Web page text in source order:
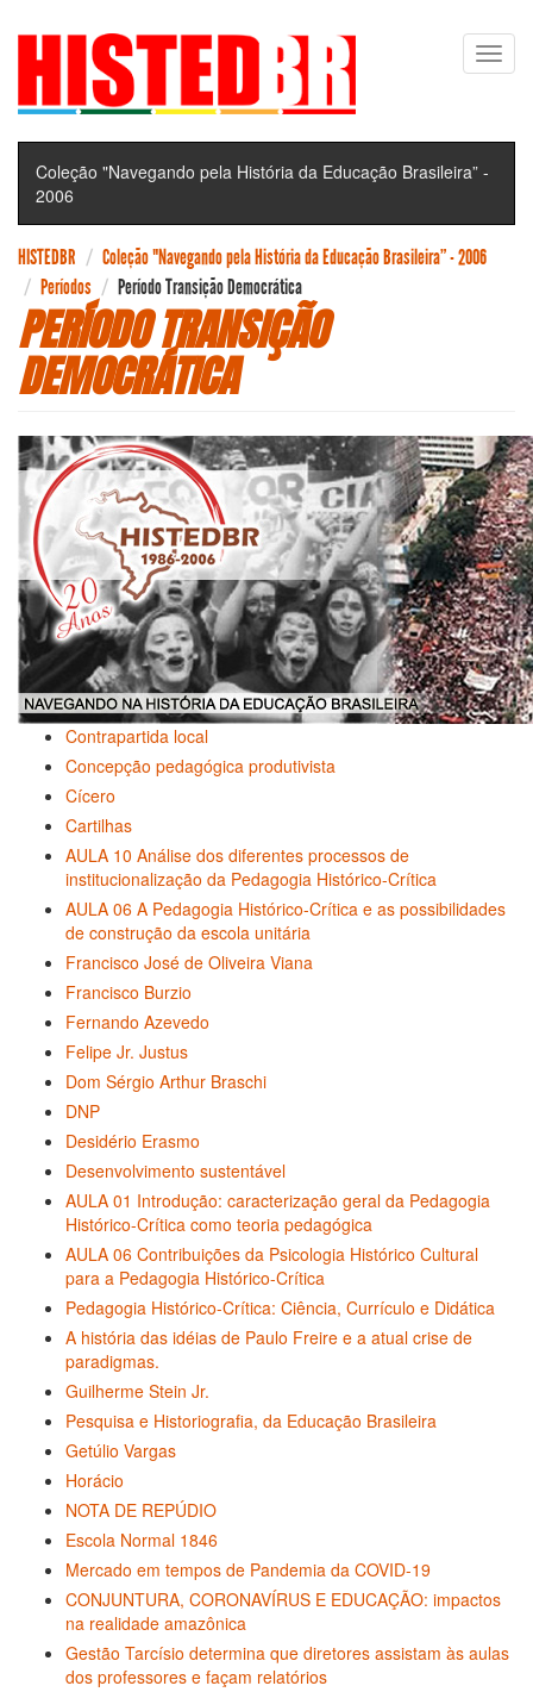
Pular
conteúdo
Coleção "Navegando pela História da Educação Brasileira” -
2006
HISTEDBR
Coleção "Navegando pela História da Educação Brasileira” - 2006
Períodos
Período Transição Democrática
PERÍODO TRANSIÇÃO
DEMOCRÁTICA
Contrapartida local
Concepção pedagógica produtivista
Cícero
Cartilhas
AULA 10 Análise dos diferentes processos de
institucionalização da Pedagogia Histórico-Crítica
AULA 06 A Pedagogia Histórico-Crítica e as possibilidades
de construção da escola unitária
Francisco José de Oliveira Viana
Francisco Burzio
Fernando Azevedo
Felipe Jr. Justus
Dom Sérgio Arthur Braschi
DNP
Desidério Erasmo
Desenvolvimento sustentável
AULA 01 Introdução: caracterização geral da Pedagogia
Histórico-Crítica como teoria pedagógica
AULA 06 Contribuições da Psicologia Histórico Cultural
para a Pedagogia Histórico-Crítica
Pedagogia Histórico-Crítica: Ciência, Currículo e Didática
A história das idéias de Paulo Freire e a atual crise de
paradigmas.
Guilherme Stein Jr.
Pesquisa e Historiografia, da Educação Brasileira
Getúlio Vargas
Horácio
NOTA DE REPÚDIO
Escola Normal 1846
Mercado em tempos de Pandemia da COVID-19
CONJUNTURA, CORONAVÍRUS E EDUCAÇÃO: impactos
na realidade amazônica
Gestão Tarcísio determina que diretores assistam às aulas
dos professores e façam relatórios